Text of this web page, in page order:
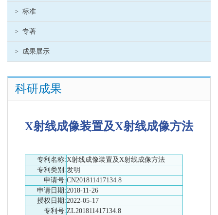
> 标准
> 专著
> 成果展示
科研成果
X射线成像装置及X射线成像方法
专利名称:X射线成像装置及X射线成像方法
专利类别:发明
申请号:CN201811417134.8
申请日期:2018-11-26
授权日期:2022-05-17
专利号:ZL201811417134.8